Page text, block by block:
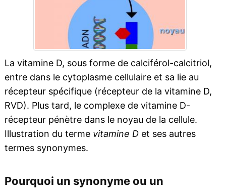
La vitamine D, sous forme de calciférol-calcitriol,
entre dans le cytoplasme cellulaire et sa lie au
récepteur spécifique (récepteur de la vitamine D,
RVD). Plus tard, le complexe de vitamine D-
récepteur pénètre dans le noyau de la cellule.
Illustration du terme vitamine Det ses autres
termes synonymes.
Pourquoi un synonyme ou un